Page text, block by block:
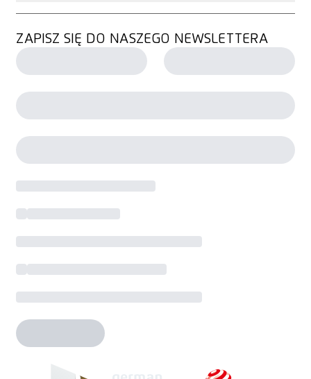
ZAPISZ SIĘ DO NASZEGO NEWSLETTERA